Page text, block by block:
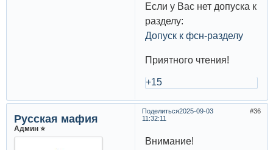
Если у Вас нет допуска к
разделу:
Допуск к фсн-разделу
Приятного чтения!
+15
Поделиться 36
2025-09-03
11:32:11
Русская мафия
Админ ⭐️
Внимание!